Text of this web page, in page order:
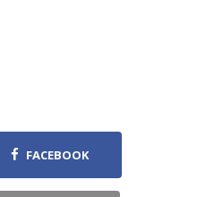
FACEBOOK